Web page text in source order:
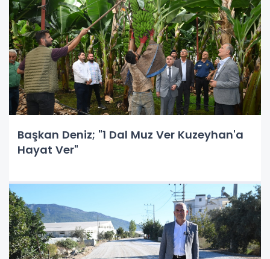
Başkan Deniz; "1 Dal Muz Ver Kuzeyhan'a
Hayat Ver"